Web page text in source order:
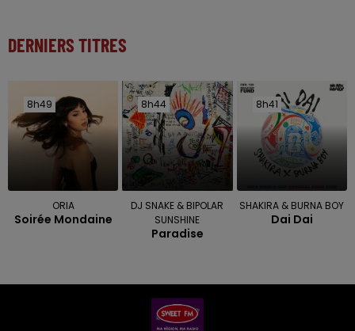
DERNIERS TITRES
8h49
8h49
ORIA
Soirée Mondaine
8h44
8h44
DJ SNAKE & BIPOLAR
SUNSHINE
Paradise
8h41
8h41
SHAKIRA & BURNA BOY
Dai Dai